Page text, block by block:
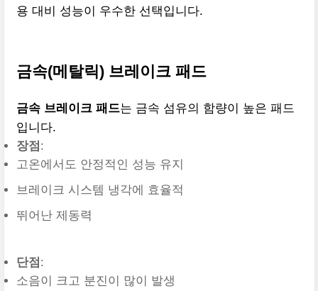
용 대비 성능이 우수한 선택입니다.
금속(메탈릭) 브레이크 패드
금속 브레이크 패드는 금속 섬유의 함량이 높은 패드
입니다.
장점 :
고온에서도 안정적인 성능 유지
브레이크 시스템 냉각에 효율적
뛰어난 제동력
단점 :
소음이 크고 분진이 많이 발생